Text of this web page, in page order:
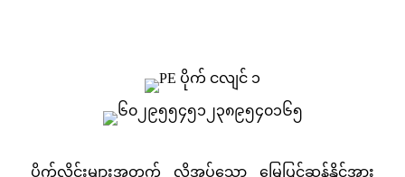
ပိုက်လိုင်းများအတွက် လိုအပ်သော မြေပြင်ဆန့်နိုင်အား